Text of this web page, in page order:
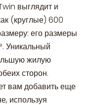
выглядит и
(круглые) 600
его размеры
Уникальный
жилую
сторон.
вам добавить еще
используя